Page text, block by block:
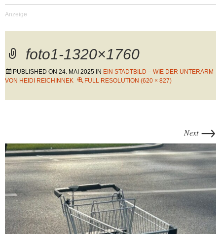
foto1-1320×1760
PUBLISHED ON 24. MAI 2025 IN EIN STADTBILD – WIE DER UNTERARM
VON HEIDI REICHINNEK
FULL RESOLUTION (620 × 827)
Next →